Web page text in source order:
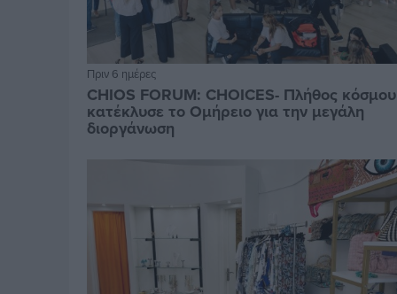
Πριν 6 ημέρες
CHIOS FORUM: CHOICES- Πλήθος κόσμου
κατέκλυσε το Ομήρειο για την μεγάλη
διοργάνωση